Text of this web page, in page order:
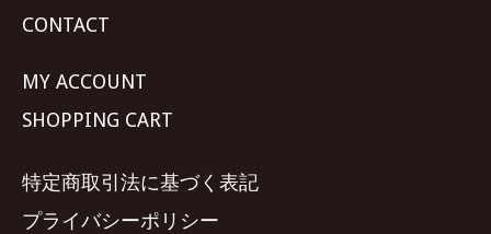
CONTACT
MY ACCOUNT
SHOPPING CART
特定商取引法に基づく表記
プライバシーポリシー